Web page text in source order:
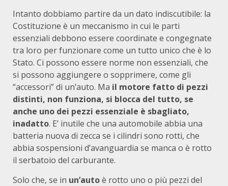
Intanto dobbiamo partire da un dato indiscutibile: la
Costituzione è un meccanismo in cui le parti
essenziali debbono essere coordinate e congegnate
tra loro per funzionare come un tutto unico che è lo
Stato. Ci possono essere norme non essenziali, che
si possono aggiungere o sopprimere, come gli
“accessori” di un’auto. Ma il motore fatto di pezzi
distinti, non funziona, si blocca del tutto, se
anche uno dei pezzi essenziale è sbagliato,
inadatto. E’ inutile che una automobile abbia una
batteria nuova di zecca se i cilindri sono rotti, che
abbia sospensioni d’avanguardia se manca o è rotto
il serbatoio del carburante.
Solo che, se in un’autoè rotto uno o più pezzi del